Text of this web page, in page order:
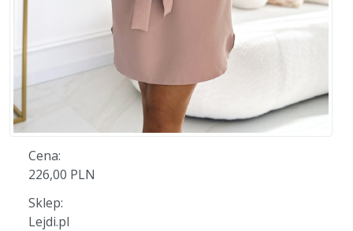
Cena:
226,00 PLN
Sklep:
Lejdi.pl